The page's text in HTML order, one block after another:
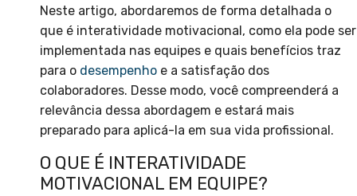
Neste artigo, abordaremos de forma detalhada o
que é interatividade motivacional, como ela pode ser
implementada nas equipes e quais benefícios traz
para o desempenho e a satisfação dos
colaboradores. Desse modo, você compreenderá a
relevância dessa abordagem e estará mais
preparado para aplicá-la em sua vida profissional.
O QUE É INTERATIVIDADE
MOTIVACIONAL EM EQUIPE?